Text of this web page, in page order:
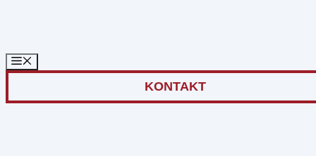
springen
KONTAKT